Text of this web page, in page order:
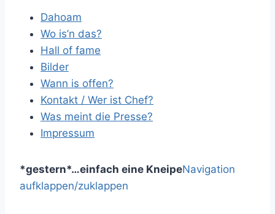
Dahoam
Wo is’n das?
Hall of fame
Bilder
Wann is offen?
Kontakt / Wer ist Chef?
Was meint die Presse?
Impressum
*gestern*…einfach eine KneipeNavigation
aufklappen/zuklappen